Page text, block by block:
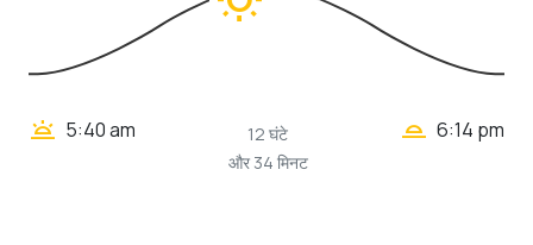
wb_twilight 5:40 am
12 घंटे
और 34 मिनट
wb_twilight_2 6:14 pm